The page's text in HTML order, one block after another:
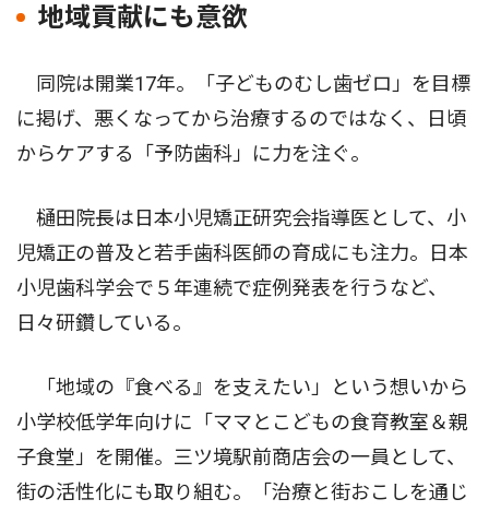
地域貢献にも意欲
同院は開業17年。「子どものむし歯ゼロ」を目標
に掲げ、悪くなってから治療するのではなく、日頃
からケアする「予防歯科」に力を注ぐ。
樋田院長は日本小児矯正研究会指導医として、小
児矯正の普及と若手歯科医師の育成にも注力。日本
小児歯科学会で５年連続で症例発表を行うなど、
日々研鑽している。
「地域の『食べる』を支えたい」という想いから
小学校低学年向けに「ママとこどもの食育教室＆親
子食堂」を開催。三ツ境駅前商店会の一員として、
街の活性化にも取り組む。「治療と街おこしを通じ